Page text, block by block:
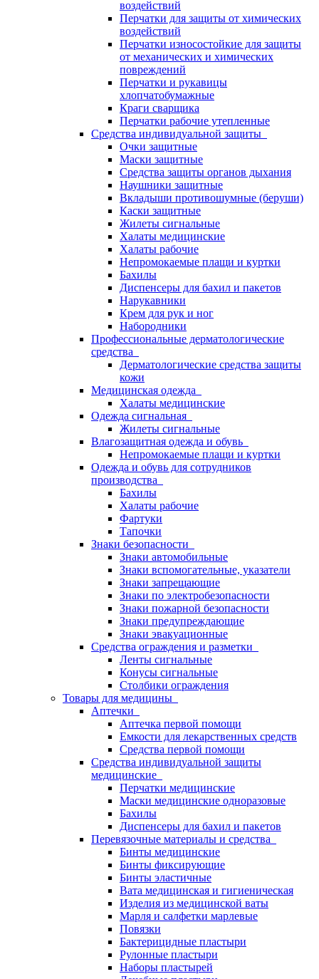
воздействий
Перчатки для защиты от химических
воздействий
Перчатки износостойкие для защиты
от механических и химических
повреждений
Перчатки и рукавицы
хлопчатобумажные
Краги сварщика
Перчатки рабочие утепленные
Средства индивидуальной защиты
Очки защитные
Маски защитные
Средства защиты органов дыхания
Наушники защитные
Вкладыши противошумные (беруши)
Каски защитные
Жилеты сигнальные
Халаты медицинские
Халаты рабочие
Непромокаемые плащи и куртки
Бахилы
Диспенсеры для бахил и пакетов
Нарукавники
Крем для рук и ног
Набородники
Профессиональные дерматологические
средства
Дерматологические средства защиты
кожи
Медицинская одежда
Халаты медицинские
Одежда сигнальная
Жилеты сигнальные
Влагозащитная одежда и обувь
Непромокаемые плащи и куртки
Одежда и обувь для сотрудников
производства
Бахилы
Халаты рабочие
Фартуки
Тапочки
Знаки безопасности
Знаки автомобильные
Знаки вспомогательные, указатели
Знаки запрещающие
Знаки по электробезопасности
Знаки пожарной безопасности
Знаки предупреждающие
Знаки эвакуационные
Средства ограждения и разметки
Ленты сигнальные
Конусы сигнальные
Столбики ограждения
Товары для медицины
Аптечки
Аптечка первой помощи
Емкости для лекарственных средств
Средства первой помощи
Средства индивидуальной защиты
медицинские
Перчатки медицинские
Маски медицинские одноразовые
Бахилы
Диспенсеры для бахил и пакетов
Перевязочные материалы и средства
Бинты медицинские
Бинты фиксирующие
Бинты эластичные
Вата медицинская и гигиеническая
Изделия из медицинской ваты
Марля и салфетки марлевые
Повязки
Бактерицидные пластыри
Рулонные пластыри
Наборы пластырей